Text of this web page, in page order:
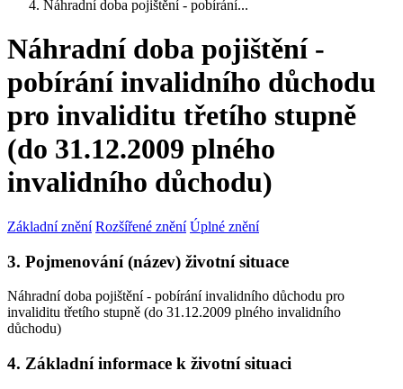
Náhradní doba pojištění - pobírání...
Náhradní doba pojištění -
pobírání invalidního důchodu
pro invaliditu třetího stupně
(do 31.12.2009 plného
invalidního důchodu)
Základní znění Rozšířené znění Úplné znění
3. Pojmenování (název) životní situace
Náhradní doba pojištění - pobírání invalidního důchodu pro
invaliditu třetího stupně (do 31.12.2009 plného invalidního
důchodu)
4. Základní informace k životní situaci